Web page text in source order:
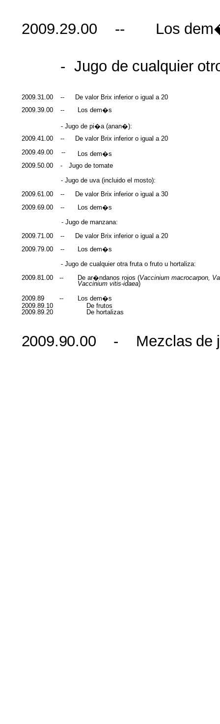
2009.29.00 -- Los
- Jugo de cualquier
2009.31.00 -- De valor Brix inferior oigual a 20
2009.39.00
-- Los dem�s
- Jugo de pi�a (anan�):
2009.41.00
-- De valor Brix inferior oigual a 20
2009.49.00
-- Los dem�s
2009.50.00
- Jugo de tomate
- Jugo de uva(incluidoel mosto):
2009.61.00 -- De valor Brix inferior oigual a 30
2009.69.00
-- Los dem�s
- Jugo demanzana:
2009.71.00 -- De valor Brix inferior oigual a 20
2009.79.00
-- Los dem�s
- Jugo decualquier otra frutaofruto u hortaliza:
2009.81.00 -- De ar�ndanos rojos (Vaccinium macrocarpon,
Vaccinium vitis-idaea)
2009.89 -- Los dem�s
2009.89.10
De frutos
2009.89.20
De hortalizas
2009.90.00 - Mezclas de